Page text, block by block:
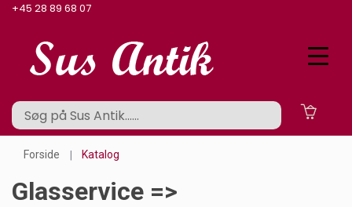
+45 28 89 68 07
Forside Katalog
Glasservice =>